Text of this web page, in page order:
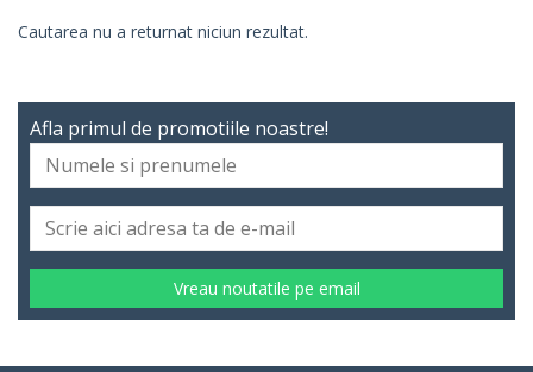
Cautarea nu a returnat niciun rezultat.
Afla primul de promotiile noastre!
Vreau noutatile pe email